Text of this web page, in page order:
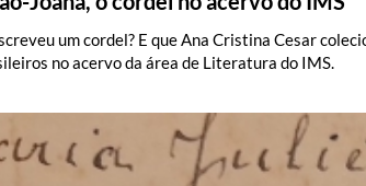
um cordel? E que Ana Cristina Cesar
no acervo da área de Literatura do IMS.